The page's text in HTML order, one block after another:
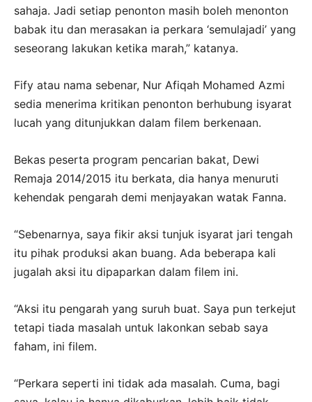
sahaja. Jadi setiap penonton masih boleh menonton
babak itu dan merasakan ia perkara ‘semulajadi’ yang
seseorang lakukan ketika marah,” katanya.
Fify atau nama sebenar, Nur Afiqah Mohamed Azmi
sedia menerima kritikan penonton berhubung isyarat
lucah yang ditunjukkan dalam filem berkenaan.
Bekas peserta program pencarian bakat, Dewi
Remaja 2014/2015 itu berkata, dia hanya menuruti
kehendak pengarah demi menjayakan watak Fanna.
“Sebenarnya, saya fikir aksi tunjuk isyarat jari tengah
itu pihak produksi akan buang. Ada beberapa kali
jugalah aksi itu dipaparkan dalam filem ini.
“Aksi itu pengarah yang suruh buat. Saya pun terkejut
tetapi tiada masalah untuk lakonkan sebab saya
faham, ini filem.
“Perkara seperti ini tidak ada masalah. Cuma, bagi